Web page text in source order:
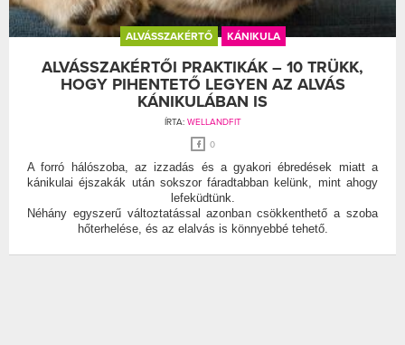
ALVÁSSZAKÉRTŐ KÁNIKULA
ALVÁSSZAKÉRTŐI PRAKTIKÁK – 10 TRÜKK,
HOGY PIHENTETŐ LEGYEN AZ ALVÁS
KÁNIKULÁBAN IS
ÍRTA: WELLANDFIT
0
A forró hálószoba, az izzadás és a gyakori ébredések miatt a
kánikulai éjszakák után sokszor fáradtabban kelünk, mint ahogy
lefeküdtünk.
Néhány egyszerű változtatással azonban csökkenthető a szoba
hőterhelése, és az elalvás is könnyebbé tehető.